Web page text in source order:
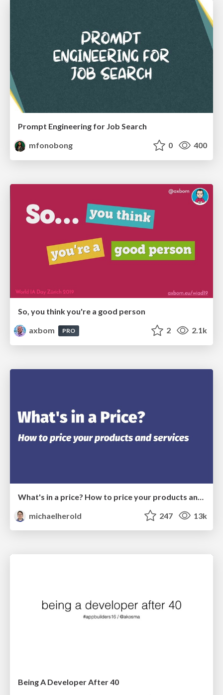
Prompt Engineering for Job Search
mfonobong
0 400
So, you think you're a good person
axbom
PRO 2 2.1k
michaelherold
247 13k
Being A Developer After 40